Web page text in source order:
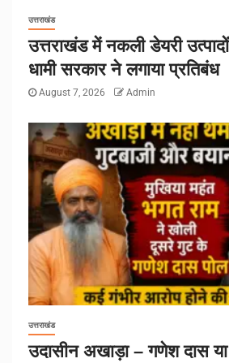
उत्तराखंड
उत्तराखंड में नकली डेयरी
धामी सरकार ने लगाया प्रतिबंध
August 7, 2026 Admin
उत्तराखंड
उदासीन अखाड़ा – गणेश दास